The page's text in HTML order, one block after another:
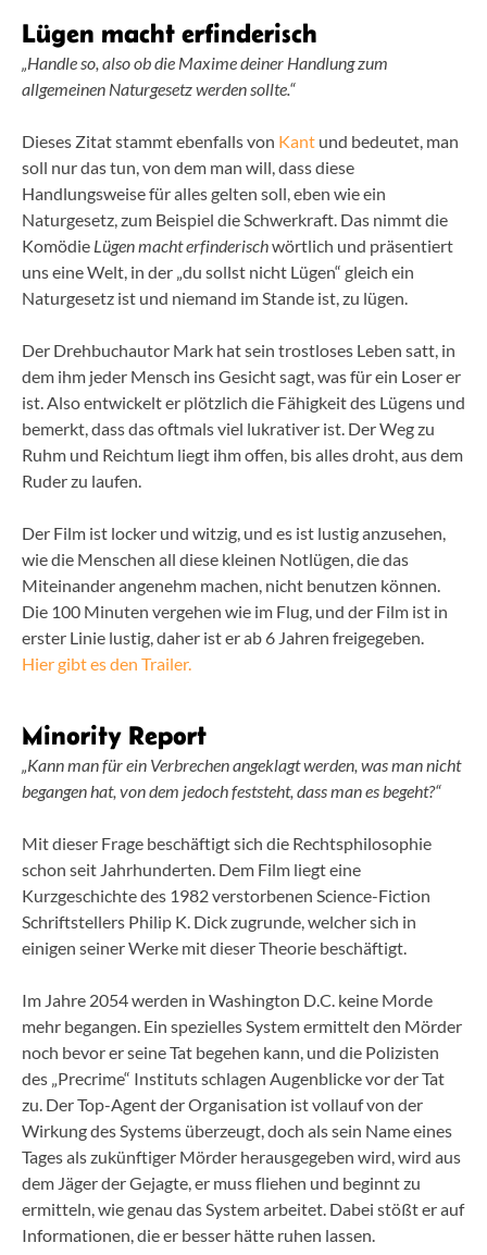
Lügen macht erfinderisch
„Handle so, also ob die Maxime deiner Handlung zum
allgemeinen Naturgesetz werden sollte.“
Dieses Zitat stammt ebenfalls von Kant und bedeutet, man
soll nur das tun, von dem man will, dass diese
Handlungsweise für alles gelten soll, eben wie ein
Naturgesetz, zum Beispiel die Schwerkraft. Das nimmt die
Komödie Lügen macht erfinderischwörtlich und präsentiert
uns eine Welt, in der „du sollst nicht Lügen“ gleich ein
Naturgesetz ist und niemand im Stande ist, zu lügen.
Der Drehbuchautor Mark hat sein trostloses Leben satt, in
dem ihm jeder Mensch ins Gesicht sagt, was für ein Loser er
ist. Also entwickelt er plötzlich die Fähigkeit des Lügens und
bemerkt, dass das oftmals viel lukrativer ist. Der Weg zu
Ruhm und Reichtum liegt ihm offen, bis alles droht, aus dem
Ruder zu laufen.
Der Film ist locker und witzig, und es ist lustig anzusehen,
wie die Menschen all diese kleinen Notlügen, die das
Miteinander angenehm machen, nicht benutzen können.
Die 100 Minuten vergehen wie im Flug, und der Film ist in
erster Linie lustig, daher ist er ab 6 Jahren freigegeben.
Hier gibt es den Trailer.
Minority Report
„Kann man für ein Verbrechen angeklagt werden, was man nicht
begangen hat, von dem jedoch feststeht, dass man es begeht?“
Mit dieser Frage beschäftigt sich die Rechtsphilosophie
schon seit Jahrhunderten. Dem Film liegt eine
Kurzgeschichte des 1982 verstorbenen Science-Fiction
Schriftstellers Philip K. Dick zugrunde, welcher sich in
einigen seiner Werke mit dieser Theorie beschäftigt.
Im Jahre 2054 werden in Washington D.C. keine Morde
mehr begangen. Ein spezielles System ermittelt den Mörder
noch bevor er seine Tat begehen kann, und die Polizisten
des „Precrime“ Instituts schlagen Augenblicke vor der Tat
zu. Der Top-Agent der Organisation ist vollauf von der
Wirkung des Systems überzeugt, doch als sein Name eines
Tages als zukünftiger Mörder herausgegeben wird, wird aus
dem Jäger der Gejagte, er muss fliehen und beginnt zu
ermitteln, wie genau das System arbeitet. Dabei stößt er auf
Informationen, die er besser hätte ruhen lassen.